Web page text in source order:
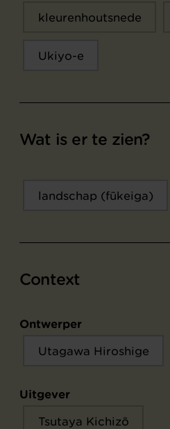
kleurenhoutsnede
Ukiyo-e
Wat is er te zien?
landschap (fūkeiga)
Context
Ontwerper
Utagawa Hiroshige
Uitgever
Tsutaya Kichizō